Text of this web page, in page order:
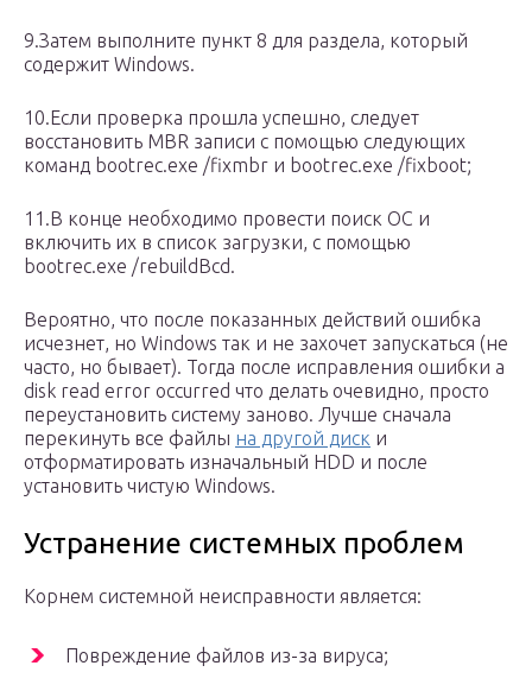
9.Затем выполните пункт 8 для раздела, который
содержит Windows.
10.Если проверка прошла успешно, следует
восстановить MBR записи с помощью следующих
команд bootrec.exe /fixmbr и bootrec.exe /fixboot;
11.В конце необходимо провести поиск ОС и
включить их в список загрузки, с помощью
bootrec.exe /rebuildBcd.
Вероятно, что после показанных действий ошибка
исчезнет, но Windows так и не захочет запускаться (не
часто, но бывает). Тогда после исправления ошибки a
disk read error occurred что делать очевидно, просто
переустановить систему заново. Лучше сначала
перекинуть все файлы на другой диск и
отформатировать изначальный HDD и после
установить чистую Windows.
Устранение системных проблем
Корнем системной неисправности является:
Повреждение файлов из-за вируса;